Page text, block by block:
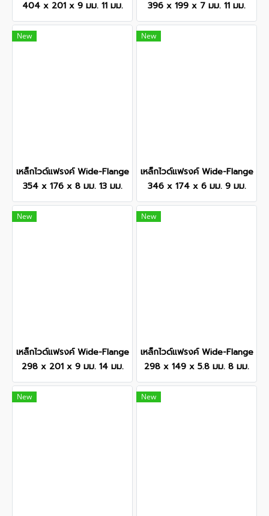
404 x 201 x 9 มม. 11 มม.
396 x 199 x 7 มม. 11 มม.
New
เหล็กไวด์แฟรงค์ Wide-Flange
354 x 176 x 8 มม. 13 มม.
New
เหล็กไวด์แฟรงค์ Wide-Flange
346 x 174 x 6 มม. 9 มม.
New
เหล็กไวด์แฟรงค์ Wide-Flange
298 x 201 x 9 มม. 14 มม.
New
เหล็กไวด์แฟรงค์ Wide-Flange
298 x 149 x 5.8 มม. 8 มม.
New New